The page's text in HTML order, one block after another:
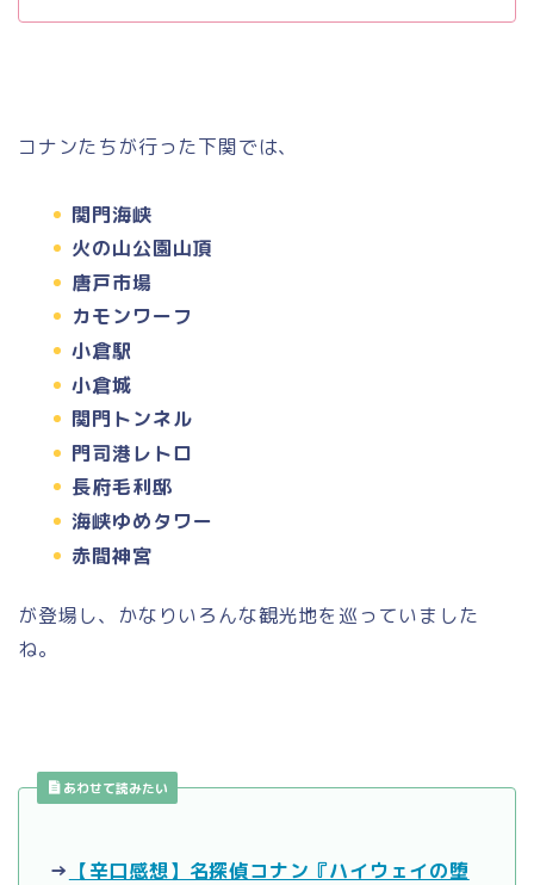
コナンたちが行った下関では、
関門海峡
火の山公園山頂
唐戸市場
カモンワーフ
小倉駅
小倉城
関門トンネル
門司港レトロ
長府毛利邸
海峡ゆめタワー
赤間神宮
が登場し、かなりいろんな観光地を巡っていました
ね。
あわせて読みたい
→ 【辛口感想】名探偵コナン『ハイウェイの堕